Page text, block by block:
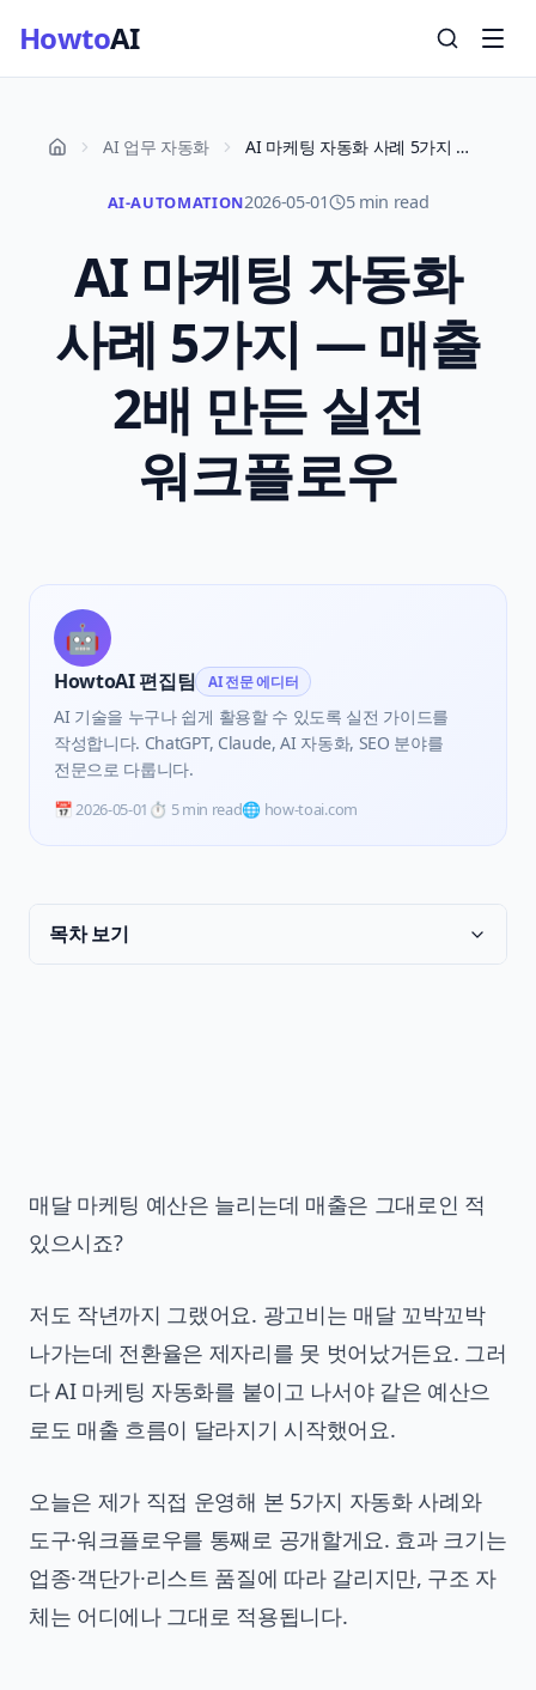
HowtoAI
AI 업무 자동화 AI 마케팅 자동화 사례 5가지 — 매출 2배 만든 실전 워크플로우
AI-AUTOMATION2026-05-01 5 min read
AI 마케팅 자동화
사례 5가지 — 매출
2배 만든 실전
워크플로우
🤖
HowtoAI 편집팀 AI 전문 에디터
AI 기술을 누구나 쉽게 활용할 수 있도록 실전 가이드를
작성합니다. ChatGPT, Claude, AI 자동화, SEO 분야를
전문으로 다룹니다.
📅2026-05-01 ⏱️ 5 min read🌐 how-toai.com
목차 보기
매달 마케팅 예산은 늘리는데 매출은 그대로인 적
있으시죠?
저도 작년까지 그랬어요. 광고비는 매달 꼬박꼬박
나가는데 전환율은 제자리를 못 벗어났거든요. 그러
다 AI 마케팅 자동화를 붙이고 나서야 같은 예산으
로도 매출 흐름이 달라지기 시작했어요.
오늘은 제가 직접 운영해 본 5가지 자동화 사례와
도구·워크플로우를 통째로 공개할게요. 효과 크기는
업종·객단가·리스트 품질에 따라 갈리지만, 구조 자
체는 어디에나 그대로 적용됩니다.